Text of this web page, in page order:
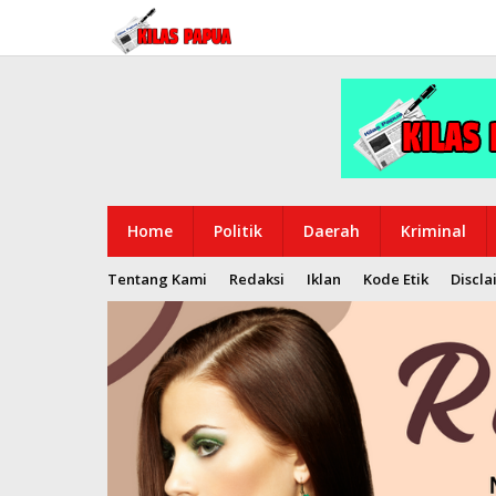
konten
Home Politik Daerah Kriminal
Tentang Kami Redaksi Iklan Kode Etik